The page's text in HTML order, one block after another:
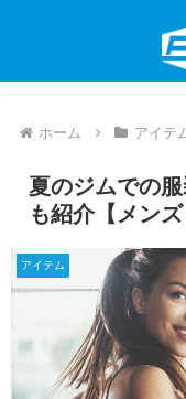
ホーム アイテ
夏のジムでの
も紹介【メンズ
アイテム